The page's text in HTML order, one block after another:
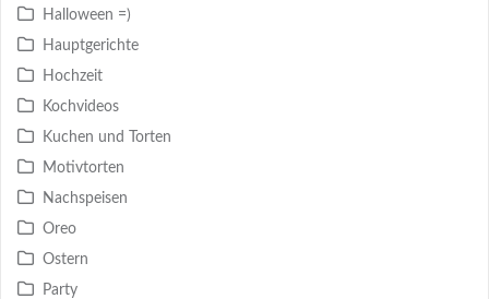
Halloween =)
Hauptgerichte
Hochzeit
Kochvideos
Kuchen und Torten
Motivtorten
Nachspeisen
Oreo
Ostern
Party